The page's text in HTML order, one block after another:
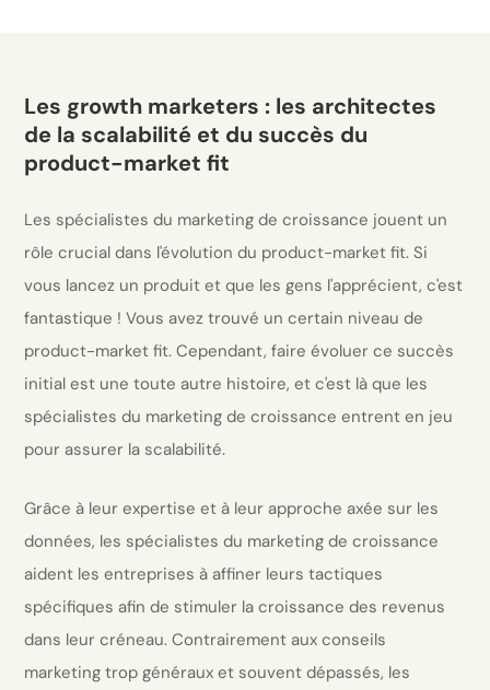
Les growth marketers : les architectes
de la scalabilité et du succès du
product-market fit
Les spécialistes du marketing de croissance jouent un
rôle crucial dans l'évolution du product-market fit. Si
vous lancez un produit et que les gens l'apprécient, c'est
fantastique ! Vous avez trouvé un certain niveau de
product-market fit. Cependant, faire évoluer ce succès
initial est une toute autre histoire, et c'est là que les
spécialistes du marketing de croissance entrent en jeu
pour assurer la scalabilité.
Grâce à leur expertise et à leur approche axée sur les
données, les spécialistes du marketing de croissance
aident les entreprises à affiner leurs tactiques
spécifiques afin de stimuler la croissance des revenus
dans leur créneau. Contrairement aux conseils
marketing trop généraux et souvent dépassés, les